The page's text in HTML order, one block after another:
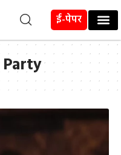
ई-पेपर
Party